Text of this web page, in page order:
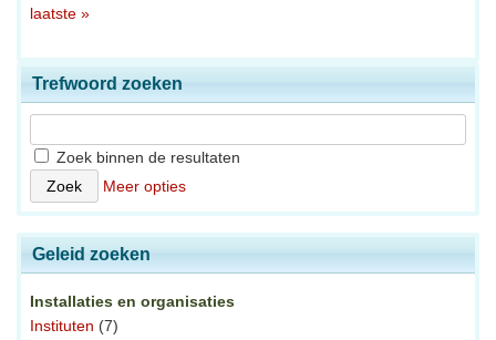
laatste »
Trefwoord zoeken
Zoek binnen de resultaten
Meer opties
Geleid zoeken
Installaties en organisaties
Instituten (7)